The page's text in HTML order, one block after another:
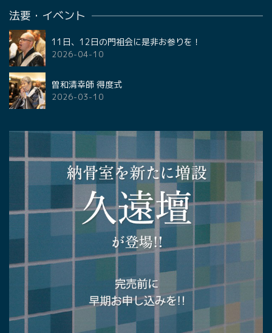
法要・イベント
11日、12日の門祖会に是非お参りを！
2026-04-10
曽和清幸師 得度式
2026-03-10